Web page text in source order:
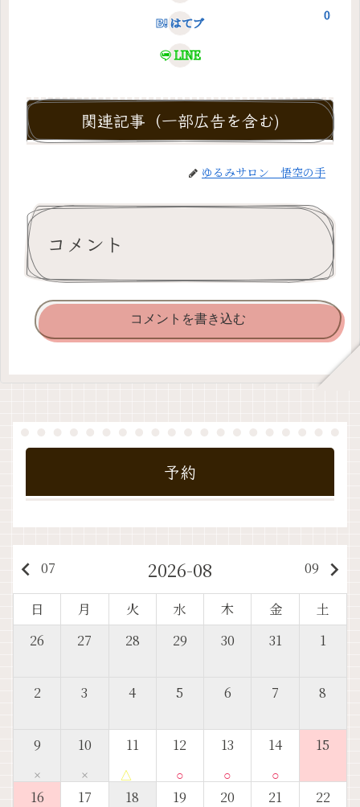
はてブ
0
LINE
関連記事（一部広告を含む)
ゆるみサロン 悟空の手
コメント
コメントを書き込む
予約
keyboard_arrow_left 07 2026-08 09 keyboard_arrow_right
日 月 火 水 木 金
土
26
27 28 29 30 31 1
2 3 4 5 6 7 8
9
×
10
×
11
△
12
○
13
○
14
○
15
16 17 18 19 20 21 22